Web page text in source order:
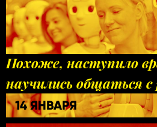
Похоже, наступило
научились общаться
14 ЯНВАРЯ